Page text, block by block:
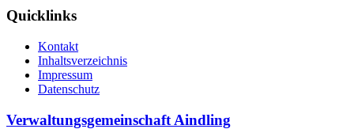
Quicklinks
Kontakt
Inhaltsverzeichnis
Impressum
Datenschutz
Verwaltungsgemeinschaft Aindling